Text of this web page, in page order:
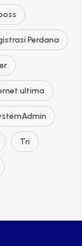
Perdana
ultima
Tri